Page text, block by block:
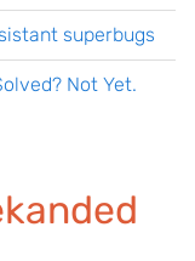
superbugs
Not Yet.